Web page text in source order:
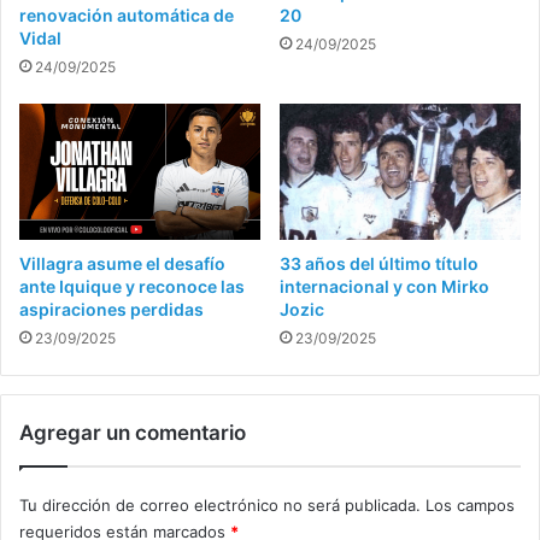
renovación automática de
Vidal
24/09/2025
20
24/09/2025
Villagra asume el desafío
ante Iquique y reconoce las
aspiraciones perdidas
23/09/2025
33 años del último título
internacional y con Mirko
Jozic
23/09/2025
Agregar un comentario
Tu dirección de correo electrónico no será publicada. Los campos
requeridos están marcados *